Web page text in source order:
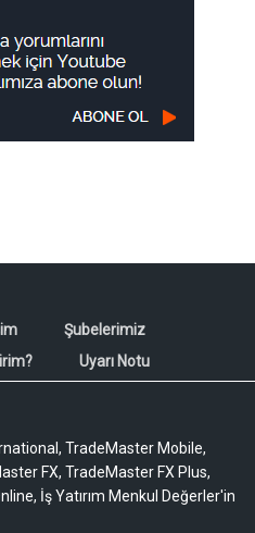
Şubelerimiz
Uyarı Notu
TradeMaster Mobile,
FX, TradeMaster FX Plus,
İş Yatırım Menkul Değerler'in